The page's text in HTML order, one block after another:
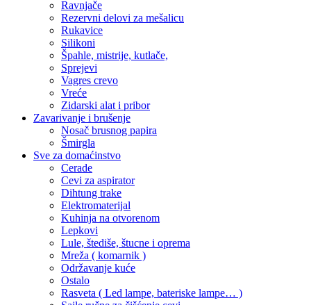
Ravnjače
Rezervni delovi za mešalicu
Rukavice
Silikoni
Špahle, mistrije, kutlače,
Sprejevi
Vagres crevo
Vreće
Zidarski alat i pribor
Zavarivanje i brušenje
Nosač brusnog papira
Šmirgla
Sve za domaćinstvo
Cerade
Cevi za aspirator
Dihtung trake
Elektromaterijal
Kuhinja na otvorenom
Lepkovi
Lule, štediše, štucne i oprema
Mreža ( komarnik )
Održavanje kuće
Ostalo
Rasveta ( Led lampe, bateriske lampe… )